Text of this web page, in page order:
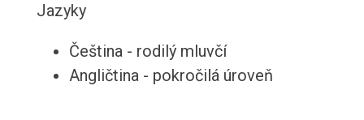
Jazyky
Čeština - rodilý mluvčí
Angličtina - pokročilá úroveň